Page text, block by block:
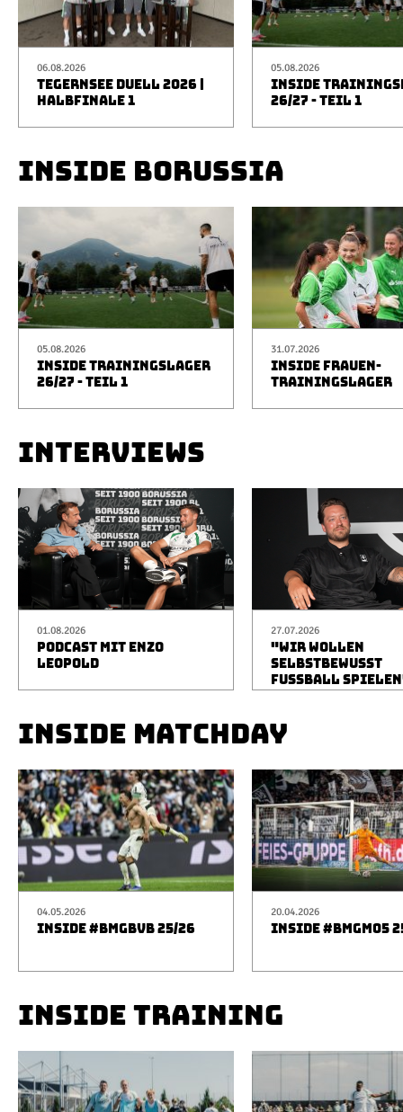
06.08.2026
TEGERNSEE DUELL 2026 |
HALBFINALE 1
05.08.2026
INSIDE
26/27 - TEIL 1
INSIDE BORUSSIA
05.08.2026
INSIDE TRAININGSLAGER
26/27 - TEIL 1
31.07.2026
INSIDE FRAUEN-
TRAININGSLAGER
INTERVIEWS
01.08.2026
PODCAST MIT ENZO
LEOPOLD
27.07.2026
"WIR WOLLEN
SELBSTBEWUSST
FUSSBALL
INSIDE MATCHDAY
04.05.2026
INSIDE #BMGBVB 25/26
20.04.2026
INSIDE #BMGM05
INSIDE TRAINING